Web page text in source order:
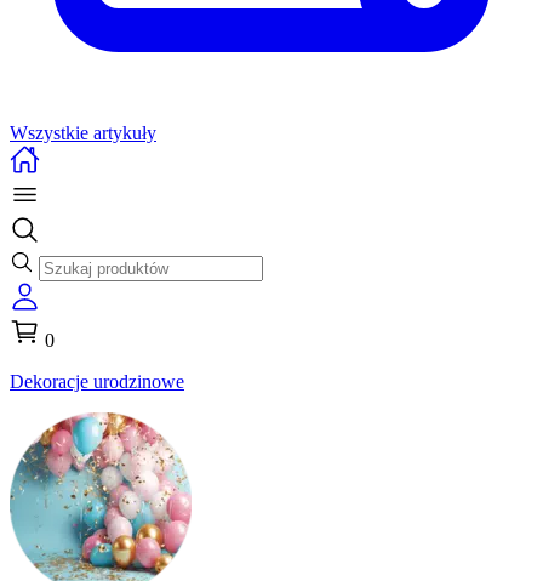
Wszystkie artykuły
0
Dekoracje urodzinowe